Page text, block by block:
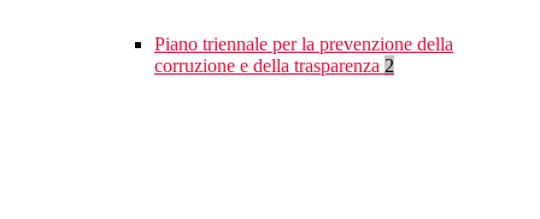
Piano triennale per la prevenzione della
corruzione e della trasparenza 2